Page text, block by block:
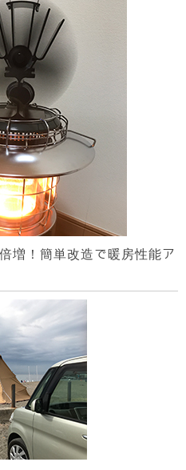
増！簡単改造で暖房性能ア